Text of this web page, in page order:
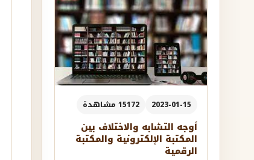
2023-01-15 15172 مشاهدة
أوجه التشابه والاختلاف بين
المكتبة الإلكترونية والمكتبة
الرقمية